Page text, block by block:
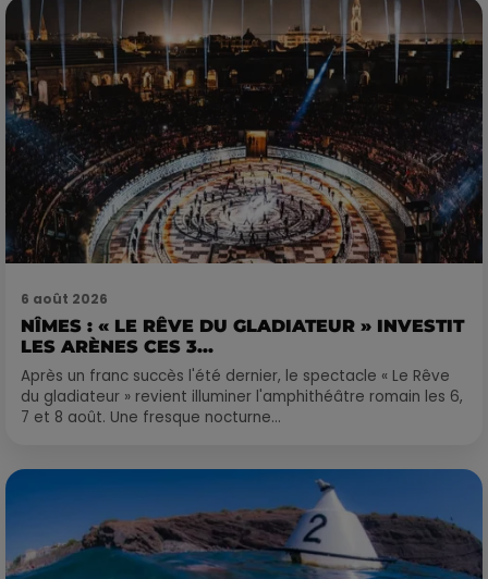
6 août 2026
NÎMES : « LE RÊVE DU GLADIATEUR » INVESTIT
LES ARÈNES CES 3...
Après un franc succès l'été dernier, le spectacle « Le Rêve
du gladiateur » revient illuminer l'amphithéâtre romain les 6,
7 et 8 août. Une fresque nocturne...